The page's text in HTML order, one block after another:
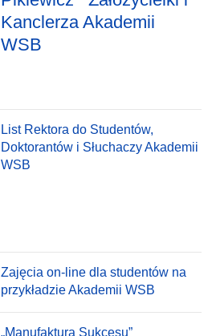
Kanclerza Akademii
WSB
List Rektora do Studentów,
Doktorantów i Słuchaczy Akademii
WSB
Zajęcia on-line dla studentów na
przykładzie Akademii WSB
„Manufaktura Sukcesu”